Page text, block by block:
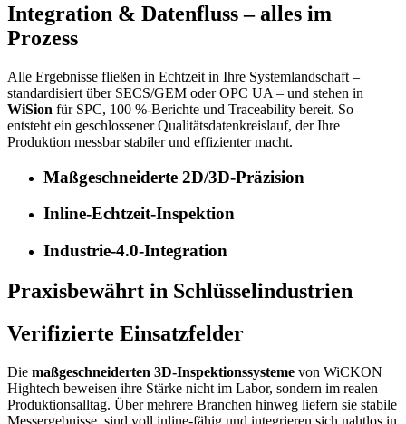
Integration & Datenfluss – alles im
Prozess
Alle Ergebnisse fließen in Echtzeit in Ihre Systemlandschaft –
standardisiert über SECS/GEM oder OPC UA – und stehen in
WiSion für SPC, 100 %-Berichte und Traceability bereit. So
entsteht ein geschlossener Qualitätsdatenkreislauf, der Ihre
Produktion messbar stabiler und effizienter macht.
Maßgeschneiderte 2D/3D-Präzision
Inline-Echtzeit-Inspektion
Industrie-4.0-Integration
Praxisbewährt in Schlüsselindustrien
Verifizierte Einsatzfelder
Die maßgeschneiderten 3D-Inspektionssysteme von WiCKON
Hightech beweisen ihre Stärke nicht im Labor, sondern im realen
Produktionsalltag. Über mehrere Branchen hinweg liefern sie stabile
Messergebnisse, sind voll inline-fähig und integrieren sich nahtlos in